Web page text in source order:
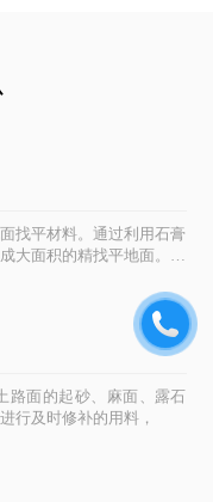
找平材料。通过利用石膏
大面积的精找平地面。具
路面的起砂、麻面、露石
行及时修补的用料，